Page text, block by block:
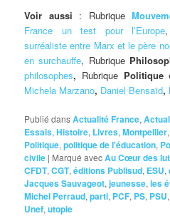
Voir aussi : Rubrique
France un test pour l’Europe
surréaliste entre Marx et le père
en surchauffe, Rubrique
philosophes, RubriquePolitique
Michela Marzano, Daniel Bensaïd,
Publié dansActualité France,
Essais,Histoire, Livres,Montpellier
Politique,politique de l'éducation,
civile | Marqué avecAu Cœur des
CFDT,CGT,éditions Publisud, ESU,
Jacques Sauvageot,jeunesse,les
Michel Perraud,parti, PCF, PS, PSU,
Unef,utopie